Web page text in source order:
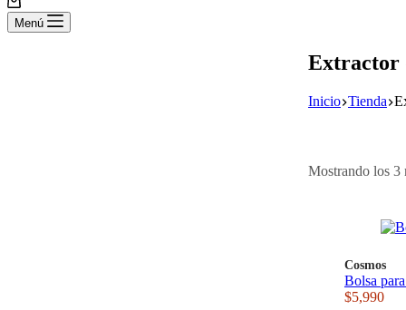
de
compra
Menú
Extractor
Inicio Tienda
Mostrando los 3
Cosmos
Bolsa
$5,990